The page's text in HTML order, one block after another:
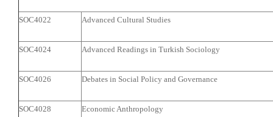
SOC4022 Advanced Cultural Studies
SOC4024 Advanced Readings in Turkish Sociology
SOC4026 Debates in Social Policy and Governance
SOC4028 Economic Anthropology